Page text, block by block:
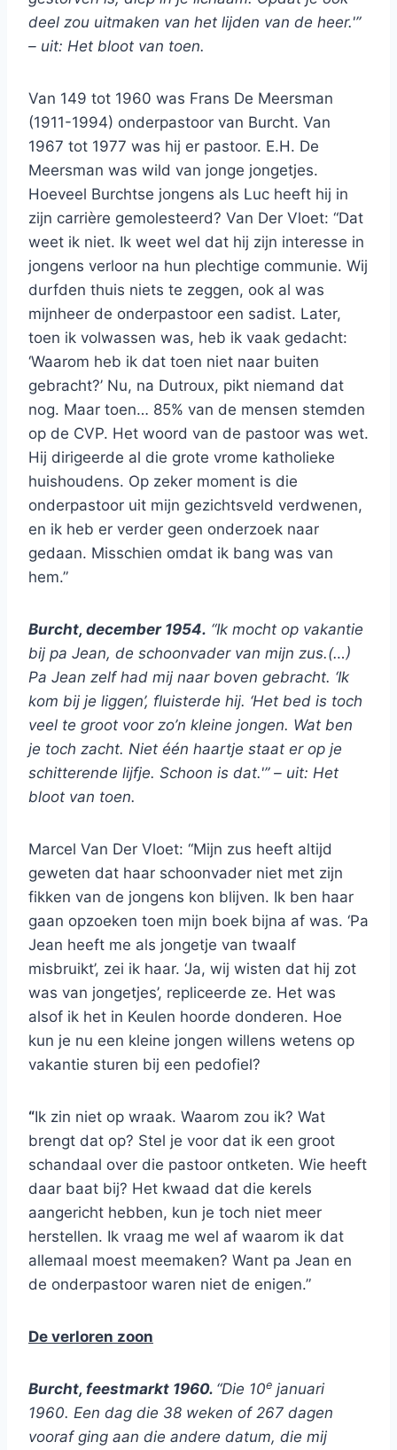
deel zou uitmaken van het lijden van de heer.'”
– uit: Het bloot van toen.
Van 149 tot 1960 was Frans De Meersman
(1911-1994) onderpastoor van Burcht. Van
1967 tot 1977 was hij er pastoor. E.H. De
Meersman was wild van jonge jongetjes.
Hoeveel Burchtse jongens als Luc heeft hij in
zijn carrière gemolesteerd? Van Der Vloet: “Dat
weet ik niet. Ik weet wel dat hij zijn interesse in
jongens verloor na hun plechtige communie. Wij
durfden thuis niets te zeggen, ook al was
mijnheer de onderpastoor een sadist. Later,
toen ik volwassen was, heb ik vaak gedacht:
‘Waarom heb ik dat toen niet naar buiten
gebracht?’ Nu, na Dutroux, pikt niemand dat
nog. Maar toen… 85% van de mensen stemden
op de CVP. Het woord van de pastoor was wet.
Hij dirigeerde al die grote vrome katholieke
huishoudens. Op zeker moment is die
onderpastoor uit mijn gezichtsveld verdwenen,
en ik heb er verder geen onderzoek naar
gedaan. Misschien omdat ik bang was van
hem.”
Burcht, december 1954. “Ik mocht op vakantie
bij pa Jean, de schoonvader van mijn zus.(…)
Pa Jean zelf had mij naar boven gebracht. ‘Ik
kom bij je liggen’, fluisterde hij. ‘Het bed is toch
veel te groot voor zo’n kleine jongen. Wat ben
je toch zacht. Niet één haartje staat er op je
schitterende lijfje. Schoon is dat.'” – uit: Het
bloot van toen.
Marcel Van Der Vloet: “Mijn zus heeft altijd
geweten dat haar schoonvader niet met zijn
fikken van de jongens kon blijven. Ik ben haar
gaan opzoeken toen mijn boek bijna af was. ‘Pa
Jean heeft me als jongetje van twaalf
misbruikt’, zei ik haar. ‘Ja, wij wisten dat hij zot
was van jongetjes’, repliceerde ze. Het was
alsof ik het in Keulen hoorde donderen. Hoe
kun je nu een kleine jongen willens wetens op
vakantie sturen bij een pedofiel?
“Ik zin niet op wraak. Waarom zou ik? Wat
brengt dat op? Stel je voor dat ik een groot
schandaal over die pastoor ontketen. Wie heeft
daar baat bij? Het kwaad dat die kerels
aangericht hebben, kun je toch niet meer
herstellen. Ik vraag me wel af waarom ik dat
allemaal moest meemaken? Want pa Jean en
de onderpastoor waren niet de enigen.”
De verloren zoon
Burcht, feestmarkt 1960. “Die 10e januari
1960. Een dag die 38 weken of 267 dagen
vooraf ging aan die andere datum, die mij